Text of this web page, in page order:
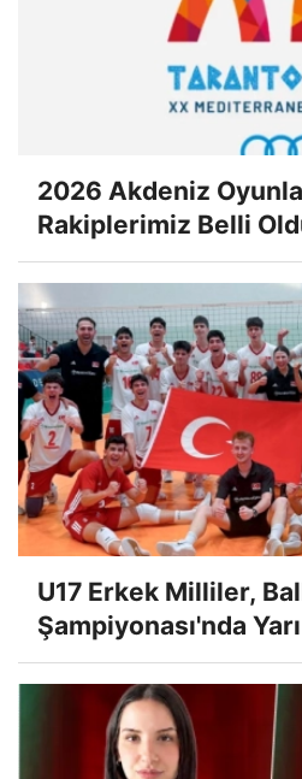
2026 Akdeniz
Rakiplerimiz Belli
U17 Erkek Milliler,
Şampiyonası'nda